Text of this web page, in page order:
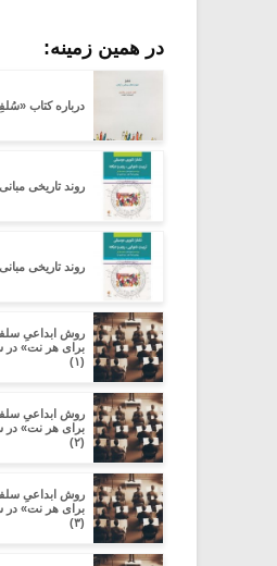
در همین زمینه:
درباره کتاب
روند تاریخی
روند تاریخی
روش ابداعیِ
برای هر نت» در
(۱)
روش ابداعیِ
برای هر نت» در
(۲)
روش ابداعیِ
برای هر نت» در
(۳)